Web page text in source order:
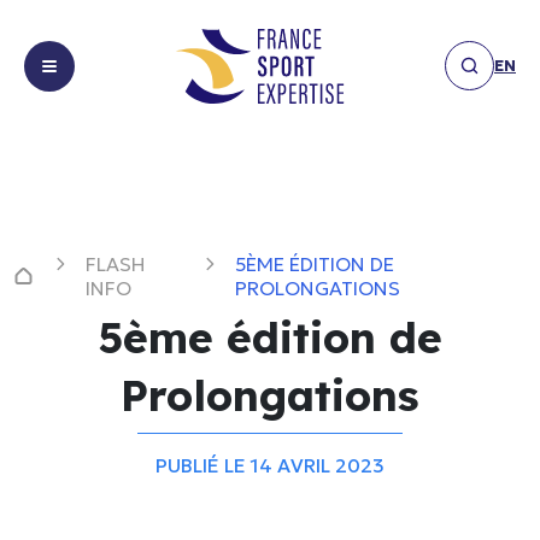
EN
Réalisations
Les actualités
Membres
Nous contacter
Equipements
infrastructures
Expérience
spectateur
Financement,
sponsoring
Réalisations
actualités
Publication
Membres
FLASH
INFO
5ÈME ÉDITION DE
PROLONGATIONS
5ème édition de
Prolongations
PUBLIÉ LE 14 AVRIL 2023